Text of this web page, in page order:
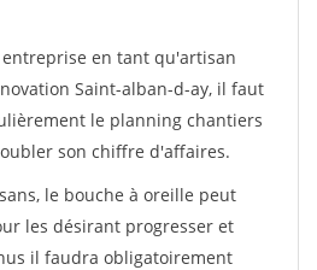
en tant qu'artisan
Saint-alban-d-ay, il faut
le planning chantiers
son chiffre d'affaires.
le bouche à oreille peut
les désirant progresser et
il faudra obligatoirement